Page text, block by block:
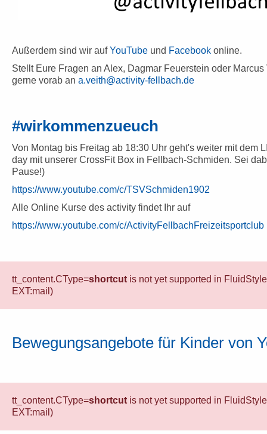
Außerdem sind wir aufYouTube und Facebook online.
Stellt Eure Fragen an Alex, Dagmar Feuerstein oder
gerne vorab an a.veith@activity-fellbach.de
#wirkommenzueuch
Von Montag bis Freitag ab 18:30 Uhr geht's weiter mit dem
day mit unserer CrossFit Box in Fellbach-Schmiden. Sei
Pause!)
https://www.youtube.com/c/TSVSchmiden1902
Alle Online Kurse des activity findet Ihr auf
https://www.youtube.com/c/ActivityFellbachFreizeitsportclub
tt_content.CType=shortcut is not yet supported in
EXT:mail)
Bewegungsangebote für Kinder von
tt_content.CType=shortcut is not yet supported in
EXT:mail)